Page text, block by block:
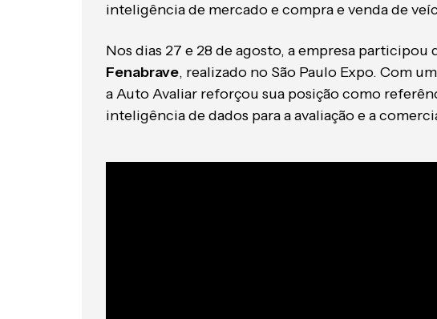
inteligência de mercado e compra e venda de
Nos dias 27 e 28 de agosto, a empresa participou
Fenabrave, realizado no São Paulo Expo. Com um
a Auto Avaliar reforçou sua posição como
inteligência de dados para a avaliação e a